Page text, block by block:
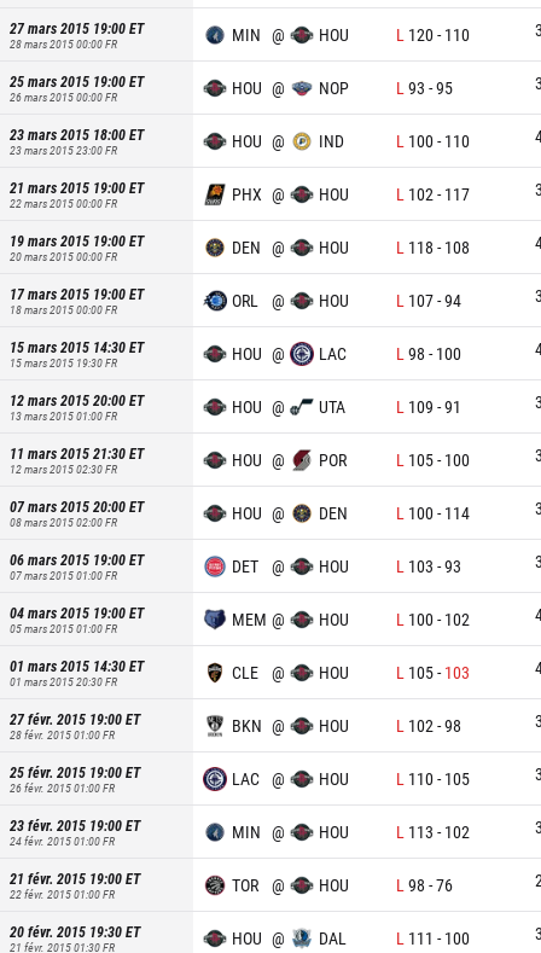
27 mars 2015 19:00ET
28 mars 2015 00:00FR MIN @ HOU L 120- 110
25 mars 2015 19:00ET
26 mars 2015 00:00FR HOU @ NOP L 93 -95
23 mars 2015 18:00ET
23 mars 2015 23:00FR HOU @ IND L 100- 110
21 mars 2015 19:00ET
22 mars 2015 00:00FR PHX @ HOU L 102 - 117
19 mars 2015 19:00ET
20 mars 2015 00:00FR DEN @ HOU L 118 - 108
17 mars 2015 19:00ET
18 mars 2015 00:00FR ORL @ HOU L 107-94
15 mars 2015 14:30ET
15 mars 2015 19:30FR HOU @ LAC L 98 - 100
12 mars 2015 20:00ET
13 mars 2015 01:00FR HOU @ UTA L 109 -91
11 mars 2015 21:30ET
12 mars 2015 02:30FR HOU @ POR L 105- 100
07 mars 2015 20:00ET
08 mars 2015 02:00FR HOU @ DEN L 100- 114
06 mars 2015 19:00ET
07 mars 2015 01:00FR DET @ HOU L 103 -93
04 mars 2015 19:00ET
05 mars 2015 01:00FR MEM @ HOU L 100- 102
01 mars 2015 14:30ET
01 mars 2015 20:30FR CLE @ HOU L 105- 103
27 févr. 2015 19:00ET
28 févr. 2015 01:00FR BKN @ HOU L 102 -98
25 févr. 2015 19:00ET
26 févr. 2015 01:00FR LAC @ HOU L 110- 105
23 févr. 2015 19:00ET
24 févr. 2015 01:00FR MIN @ HOU L 113 - 102
21 févr. 2015 19:00ET
22 févr. 2015 01:00FR TOR @ HOU L 98 -76
20 févr. 2015 19:30ET
21 févr. 2015 01:30FR HOU @ DAL L 111 - 100